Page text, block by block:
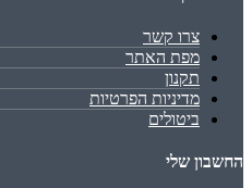
צרו קשר
מפת האתר
תקנון
מדיניות הפרטיות
ביטולים
החשבון שלי